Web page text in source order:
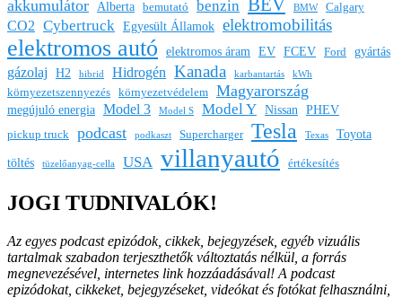
akkumulátor Alberta bemutató benzin BEV BMW Calgary
CO2 Cybertruck Egyesült Államok elektromobilitás
elektromos autó elektromos áram EV FCEV Ford gyártás
gázolaj H2 hibrid Hidrogén Kanada karbantartás kWh
környezetszennyezés környezetvédelem Magyarország
megújuló energia Model 3 Model S Model Y Nissan PHEV
pickup truck podcast podkaszt Supercharger Tesla Texas
Toyota
töltés
tüzelőanyag-cella USA villanyautó értékesítés
JOGI TUDNIVALÓK!
Az egyes podcast epizódok, cikkek, bejegyzések, egyéb vizuális
tartalmak szabadon terjeszthetők változtatás nélkül, a forrás
megnevezésével, internetes link hozzáadásával! A podcast
epizódokat, cikkeket, bejegyzéseket, videókat és fotókat felhasználni,